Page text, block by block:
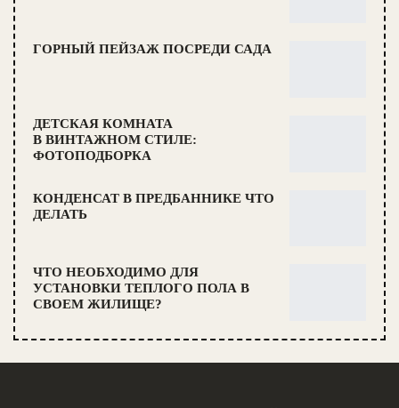
ГОРНЫЙ ПЕЙЗАЖ ПОСРЕДИ САДА
ДЕТСКАЯ КОМНАТА
В ВИНТАЖНОМ СТИЛЕ:
ФОТОПОДБОРКА
КОНДЕНСАТ В ПРЕДБАННИКЕ ЧТО
ДЕЛАТЬ
ЧТО НЕОБХОДИМО ДЛЯ
УСТАНОВКИ ТЕПЛОГО ПОЛА В
СВОЕМ ЖИЛИЩЕ?